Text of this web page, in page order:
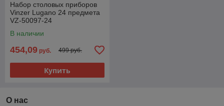
Набор столовых приборов
Vinzer Lugano 24 предмета
VZ-50097-24
В наличии
454,09 руб. 499 руб.
Купить
О нас